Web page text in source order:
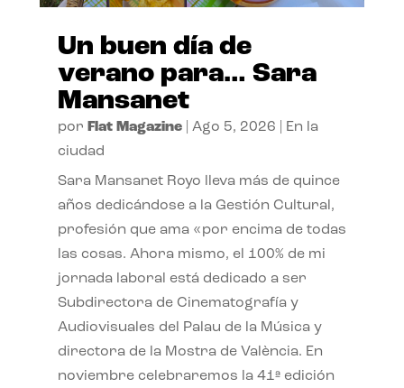
Un buen día de
verano para… Sara
Mansanet
por Flat Magazine| Ago 5, 2026
En la
ciudad
Sara Mansanet Royo lleva más de quince
años dedicándose a la Gestión Cultural,
profesión que ama «por encima de todas
las cosas. Ahora mismo, el 100% de mi
jornada laboral está dedicado a ser
Subdirectora de Cinematografía y
Audiovisuales del Palau de la Música y
directora de la Mostra de València. En
noviembre celebraremos la 41ª edición